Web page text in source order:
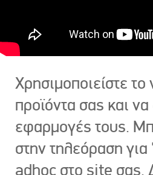
Χρησιμοποιείστε
προϊόντα σας και να
εφαρμογές τους.
στην τηλεόραση
adhoc στο site σας.